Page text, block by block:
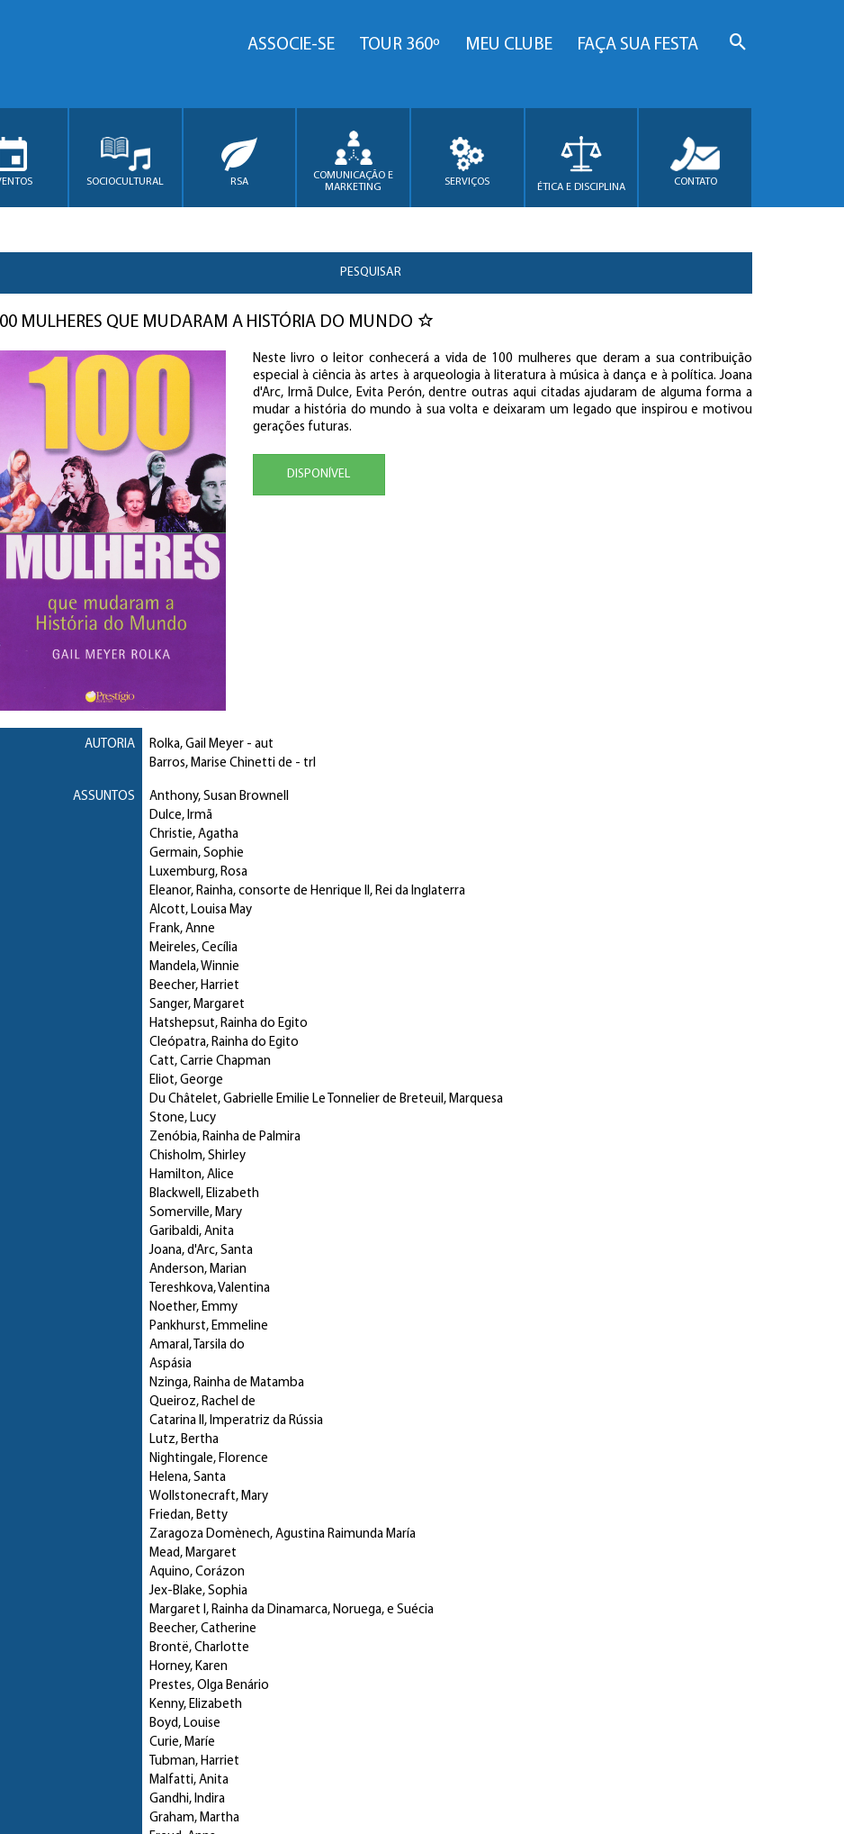
ASSOCIE-SE TOUR 360º MEU CLUBE FAÇA SUA FESTA
SOCIOCULTURAL RSA
COMUNICAÇÃO E
MARKETING
SERVIÇOS ÉTICA E DISCIPLINA CONTATO
PESQUISAR
MULHERES QUE MUDARAM A HISTÓRIA DO MUNDO
Neste livro o leitor conhecerá a vida de 100 mulheres que deram a sua contribuição
especial à ciência às artes à arqueologia à literatura à música à dança e à política. Joana
d'Arc, Irmã Dulce, Evita Perón, dentre outras aqui citadas ajudaram de alguma forma a
mudar a história do mundo à sua volta e deixaram um legado que inspirou e motivou
gerações futuras.
DISPONÍVEL
AUTORIA Rolka, Gail Meyer- aut
Barros, Marise Chinetti de - trl
ASSUNTOS
Anthony, Susan Brownell
Dulce, Irmã
Christie, Agatha
Germain, Sophie
Luxemburg, Rosa
Eleanor, Rainha, consorte de Henrique II, Rei da Inglaterra
Alcott, Louisa May
Frank, Anne
Meireles, Cecília
Mandela, Winnie
Beecher, Harriet
Sanger, Margaret
Hatshepsut, Rainha do Egito
Cleópatra, Rainha do Egito
Catt, Carrie Chapman
Eliot, George
Du Châtelet, Gabrielle Emilie Le Tonnelier de Breteuil, Marquesa
Stone, Lucy
Zenóbia, Rainha de Palmira
Chisholm, Shirley
Hamilton, Alice
Blackwell, Elizabeth
Somerville, Mary
Garibaldi, Anita
Joana, d'Arc, Santa
Anderson, Marian
Tereshkova, Valentina
Noether, Emmy
Pankhurst, Emmeline
Amaral, Tarsila do
Aspásia
Nzinga, Rainha de Matamba
Queiroz, Rachel de
Catarina II, Imperatriz da Rússia
Lutz, Bertha
Nightingale, Florence
Helena, Santa
Wollstonecraft, Mary
Friedan, Betty
Zaragoza Domènech, Agustina Raimunda María
Mead, Margaret
Aquino, Corázon
Jex-Blake, Sophia
Margaret I, Rainha da Dinamarca, Noruega, e Suécia
Beecher, Catherine
Brontë, Charlotte
Horney, Karen
Prestes, Olga Benário
Kenny, Elizabeth
Boyd, Louise
Curie, Maríe
Tubman, Harriet
Malfatti, Anita
Gandhi, Indira
Graham, Martha